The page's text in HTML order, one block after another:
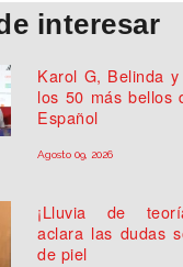
interesar
Karol G, Belinda
los 50 más bellos
Español
Agosto 09, 2026
¡Lluvia de
aclara las dudas
de piel